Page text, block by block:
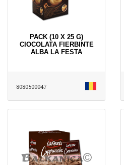
PACK (10 X 25 G)
CIOCOLATA FIERBINTE
ALBA LA FESTA
8080500047